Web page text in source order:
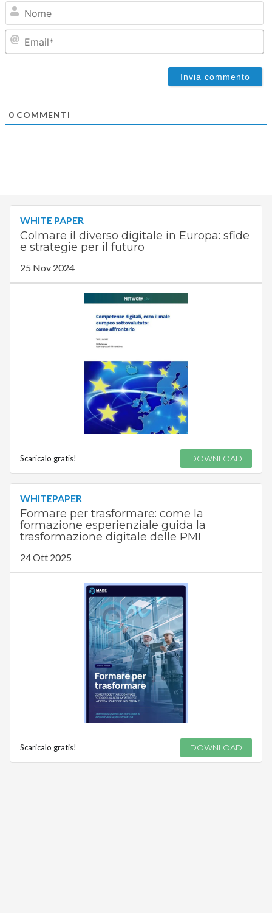
0COMMENTI
WHITE PAPER
Colmare il diverso digitale in Europa: sfide
e strategie per il futuro
25 Nov 2024
Scaricalo gratis! DOWNLOAD
WHITEPAPER
Formare per trasformare: come la
formazione esperienziale guida la
trasformazione digitale delle PMI
24 Ott 2025
Scaricalo gratis! DOWNLOAD